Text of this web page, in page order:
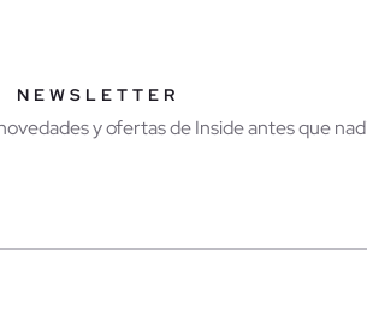
NEWSLETTER
y ofertas de Inside antes que